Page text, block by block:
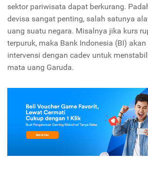
sektor pariwisata dapat berkurang.
devisa sangat penting, salah satunya
uang suatu negara. Misalnya jika kurs
terpuruk, maka Bank Indonesia (BI)
intervensi dengan cadev untuk
mata uang Garuda.